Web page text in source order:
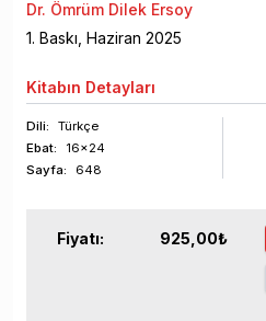
Dr. Ömrüm Dilek Ersoy
1. Baskı, Haziran 2025
Kitabın Detayları
Dili:
Türkçe
Ebat:
16x24
Sayfa: 648
Fiyatı: 925,00₺